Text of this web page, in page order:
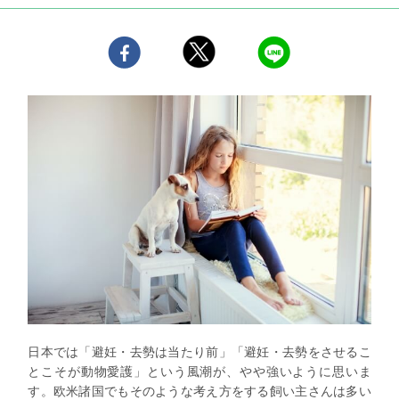
日本では「避妊・去勢は当たり前」「避妊・去勢をさせるこ
とこそが動物愛護」という風潮が、やや強いように思いま
す。欧米諸国でもそのような考え方をする飼い主さんは多い